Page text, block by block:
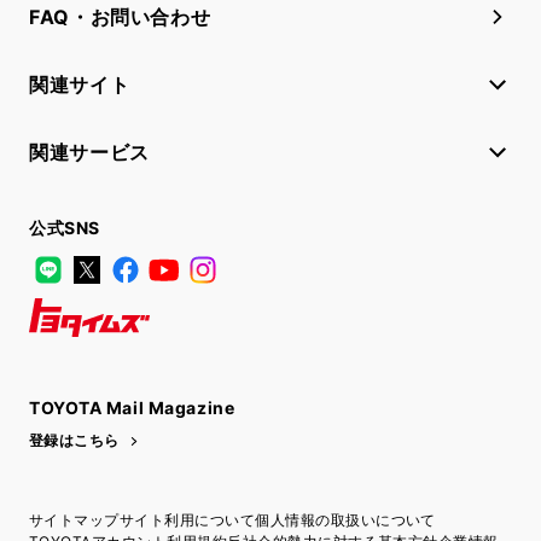
FAQ・お問い合わせ
関連サイト
関連サービス
公式SNS
LINE
X FacebookYouTube
TOYOTA Mail Magazine
登録はこちら
サイトマップサイト利用について個人情報の取扱いについて